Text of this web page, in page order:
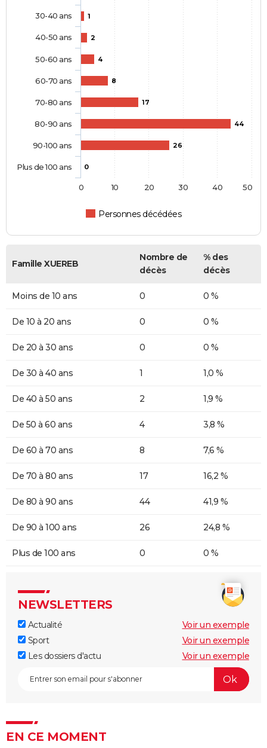
1
2
4
8
17
44
26
0
Personnes décédées
30-40 ans
40-50 ans
50-60 ans
60-70 ans
70-80 ans
80-90 ans
90-100 ans
Plus de 100 ans
0 10 20 30 40 50
Famille XUEREB
Nombre de
décès
% des
décès
Moins de 10 ans 0 0 %
De 10 à 20 ans 0 0 %
De 20 à 30 ans 0 0 %
De 30 à 40 ans 1 1,0 %
De 40 à 50 ans 2 1,9 %
De 50 à 60 ans 4 3,8 %
De 60 à 70 ans 8 7,6 %
De 70 à 80 ans 17 16,2 %
De 80 à 90 ans 44 41,9 %
De 90 à 100 ans 26 24,8 %
Plus de 100 ans 0 0 %
NEWSLETTERS
Actualité
Voir un exemple
Sport
Voir un exemple
Les dossiers d'actu
Voir un exemple
EN CE MOMENT